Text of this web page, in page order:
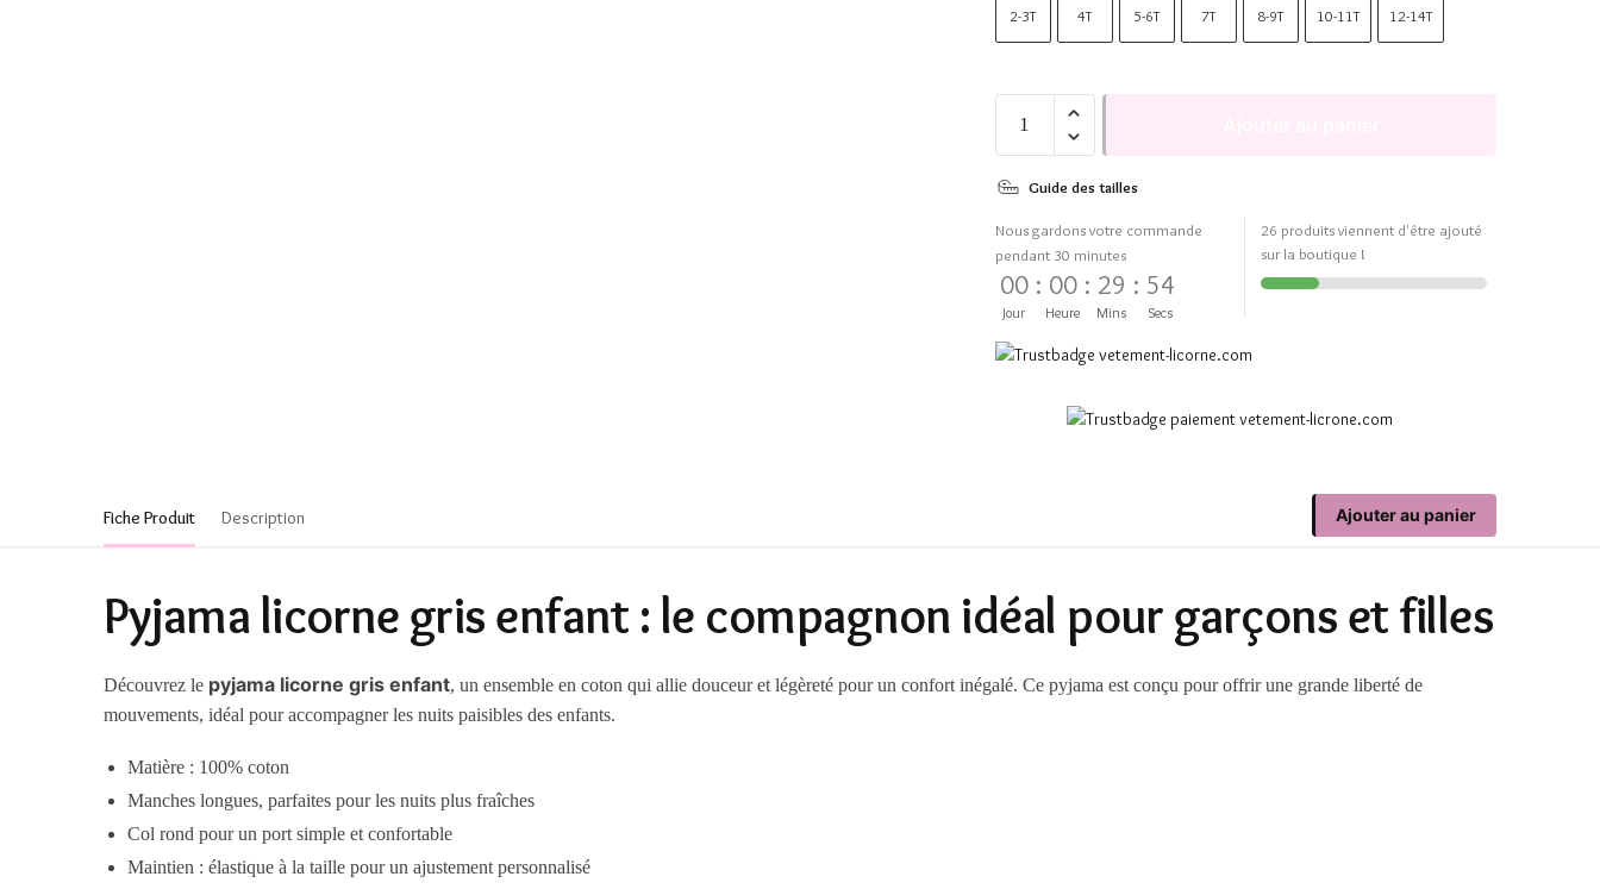
2-3T 4T 5-6T 7T 8-9T 10-11T 12-14T
Guide des tailles
Nous gardons votre commande
pendant 30 minutes
00
Jour
: 00
Heure
: 29
Mins
: 54
Secs
26 produits viennent d'être ajouté
sur la boutique !
Fiche Produit Description Ajouter au panier
Pyjama licorne gris enfant : le compagnon idéal pour garçons et filles
Découvrez le pyjama licorne gris enfant, un ensemble en coton qui allie douceur et légèreté pour un confort inégalé. Ce pyjama est conçu pour offrir une grande liberté de
mouvements, idéal pour accompagner les nuits paisibles des enfants.
Matière : 100% coton
Manches longues, parfaites pour les nuits plus fraîches
Col rond pour un port simple et confortable
Maintien : élastique à la taille pour un ajustement personnalisé